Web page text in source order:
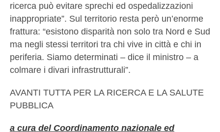
ricerca può evitare sprechi ed ospedalizzazioni
inappropriate”. Sul territorio resta però un’enorme
frattura: “esistono disparità non solo tra Nord e Sud
ma negli stessi territori tra chi vive in città e chi in
periferia. Siamo determinati – dice il ministro – a
colmare i divari infrastrutturali”.
AVANTI TUTTA PER LA RICERCA E LA SALUTE
PUBBLICA
a cura del Coordinamento nazionale ed